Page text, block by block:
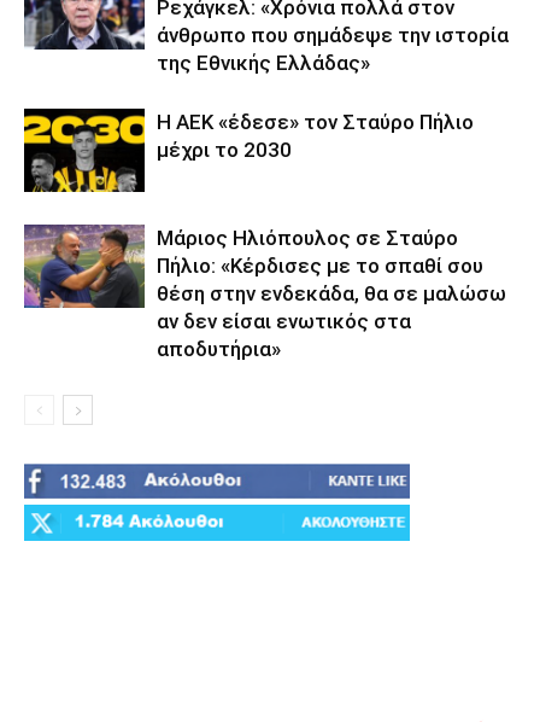
Ρεχάγκελ: «Χρόνια πολλά στον
άνθρωπο που σημάδεψε την ιστορία
της Εθνικής Ελλάδας»
Η ΑΕΚ «έδεσε» τον Σταύρο Πήλιο
μέχρι το 2030
Μάριος Ηλιόπουλος σε Σταύρο
Πήλιο: «Κέρδισες με το σπαθί σου
θέση στην ενδεκάδα, θα σε μαλώσω
αν δεν είσαι ενωτικός στα
αποδυτήρια»